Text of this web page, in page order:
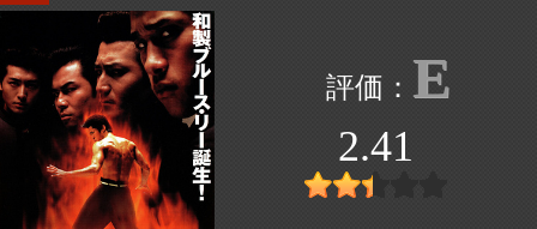
E
2.41